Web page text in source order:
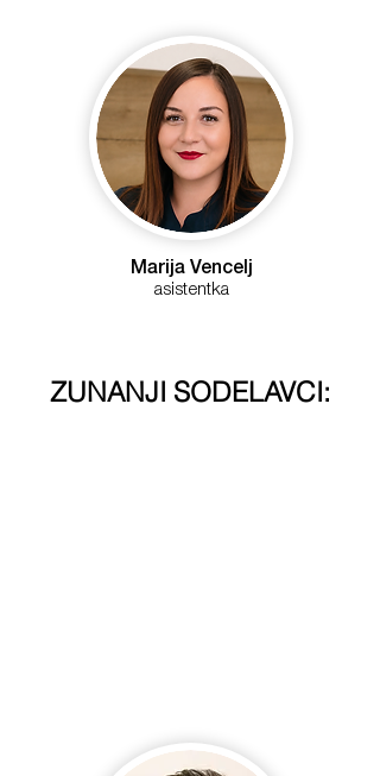
Marija Vencelj
asistentka
ZUNANJI SODELAVCI: